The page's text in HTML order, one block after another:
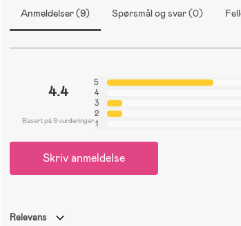
Anmeldelser (9) Spørsmål og svar (0)
4.4
Basert på 9 vurderinger
5
4
3
2
1
Skriv anmeldelse
Relevans